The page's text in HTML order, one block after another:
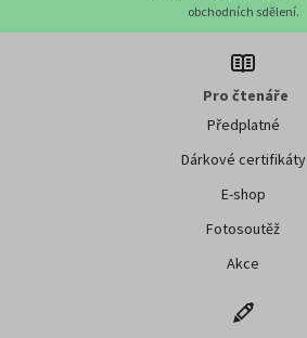
obchodních sdělení.
Pro čtenáře
Předplatné
Dárkové certifikáty
E-shop
Fotosoutěž
Akce